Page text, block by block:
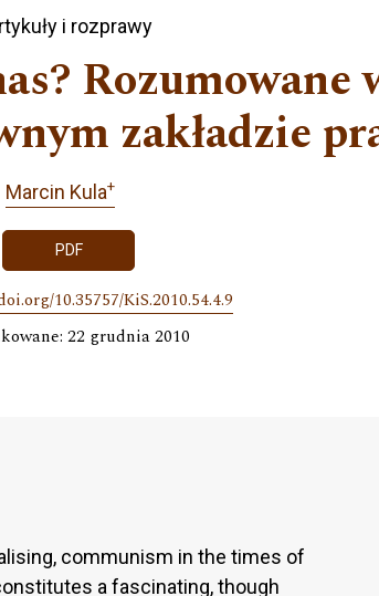
i rozprawy
Rozumowane
zakładzie
Marcin Kula+
PDF
10.35757/KiS.2010.54.4.9
22 grudnia 2010
communism in the times of
a fascinating, though